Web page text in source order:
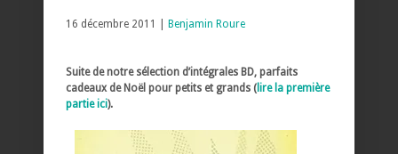
16 décembre 2011 | Benjamin Roure
Suite de notre sélection d’intégrales BD, parfaits
cadeaux de Noël pour petits et grands ( lire la première
partie ici).